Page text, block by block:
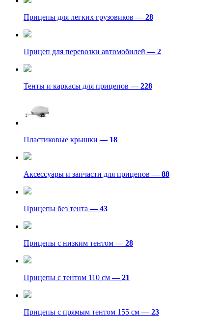
Прицепы для легких грузовиков— 28
Прицеп для перевозки автомобилей— 2
Тенты и каркасы для прицепов— 228
Пластиковые крышки— 18
Аксессуары и запчасти для прицепов— 88
Прицепы без тента— 43
Прицепы с низким тентом— 28
Прицепы с тентом 110 см— 21
Прицепы с прямым тентом 155 см— 23